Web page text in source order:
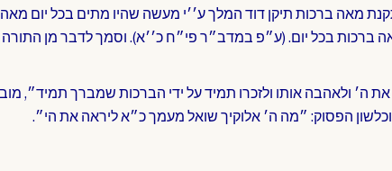
מאה ברכות תיקן דוד המלך ע׳׳י מעשה שהיו מתים בכל יום מאה
ברכות בכל יום. (ע״פ במדב״ר פי״ח כ׳׳א). וסמך לדבר מן התורה
ה׳ ולאהבה אותו ולזכרו תמיד על ידי הברכות שמברך תמיד״,
הפסוק: ״מה ה׳ אלוקיך שואל מעמך כ״א ליראה את הי״.